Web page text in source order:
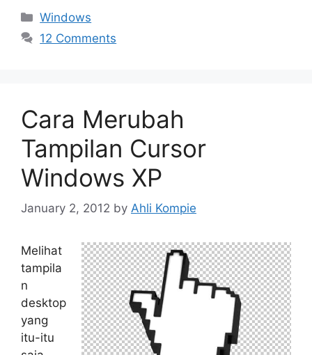
Categories
Windows
12 Comments
Cara Merubah
Tampilan Cursor
Windows XP
January 2, 2012 by Ahli Kompie
Melihat
tampila
n
desktop
yang
itu-itu